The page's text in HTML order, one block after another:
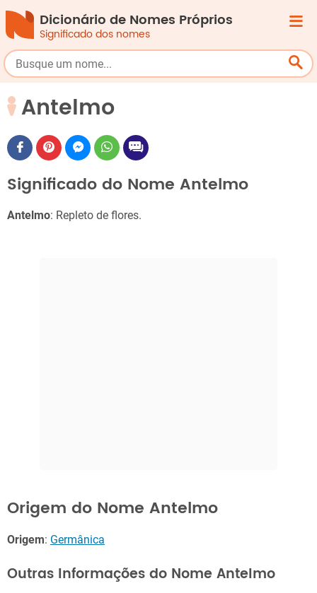
Dicionário de Nomes Próprios
Significado dos nomes
Antelmo
Significado do Nome Antelmo
Antelmo: Repleto de flores.
Origem do Nome Antelmo
Origem: Germânica
Outras Informações do Nome Antelmo